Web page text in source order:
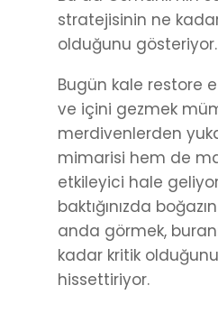
stratejisinin ne
olduğunu gösteriyor.
Bugün kale restore
ve içini gezmek
merdivenlerden
mimarisi hem de
etkileyici hale
baktığınızda
anda görmek,
kadar kritik
hissettiriyor.